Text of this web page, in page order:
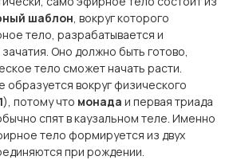
шаблон , вокруг которого
тело, разрабатывается и
Оно должно быть готово,
тело сможет начать расти.
вокруг физического
), потому что монада и первая триада
спят в каузальном теле. Именно
тело формируется из двух
при рождении.